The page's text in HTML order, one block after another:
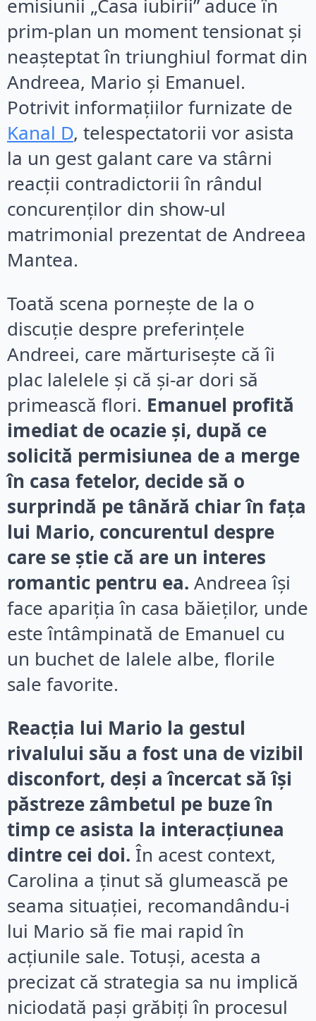
emisiunii „Casa iubirii” aduce în
prim-plan un moment tensionat și
neașteptat în triunghiul format din
Andreea, Mario și Emanuel.
Potrivit informațiilor furnizate de
Kanal D, telespectatorii vor asista
la un gest galant care va stârni
reacții contradictorii în rândul
concurenților din show-ul
matrimonial prezentat de Andreea
Mantea.
Toată scena pornește de la o
discuție despre preferințele
Andreei, care mărturisește că îi
plac lalelele și că și-ar dori să
primească flori. Emanuel profită
imediat de ocazie și, după ce
solicită permisiunea de a merge
în casa fetelor, decide să o
surprindă pe tânără chiar în fața
lui Mario, concurentul despre
care se știe că are un interes
romantic pentru ea. Andreea își
face apariția în casa băieților, unde
este întâmpinată de Emanuel cu
un buchet de lalele albe, florile
sale favorite.
Reacția lui Mario la gestul
rivalului său a fost una de vizibil
disconfort, deși a încercat să își
păstreze zâmbetul pe buze în
timp ce asista la interacțiunea
dintre cei doi. În acest context,
Carolina a ținut să glumească pe
seama situației, recomandându-i
lui Mario să fie mai rapid în
acțiunile sale. Totuși, acesta a
precizat că strategia sa nu implică
niciodată pași grăbiți în procesul